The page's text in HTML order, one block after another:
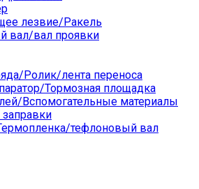
лезвие/Ракель
вал/вал проявки
Ролик/лента переноса
Тормозная площадка
Вспомогательные материалы
тефлоновый вал